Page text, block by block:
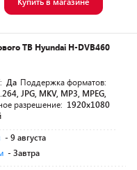
ТВ Hyundai H-DVB460
Да Поддержка форматов:
JPG, MKV, MP3, MPEG,
разрешение: 1920х1080
- 9 августа
- Завтра